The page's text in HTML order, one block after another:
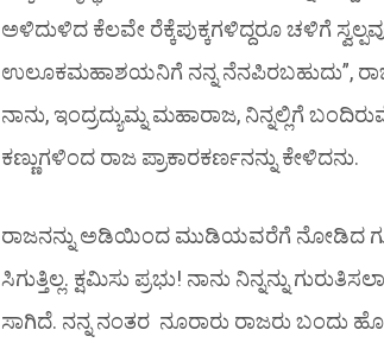
ಅಳಿದುಳಿದ ಕೆಲವೇ ರೆಕ್ಕೆಪುಕ್ಕಗಳಿದ್ದರೂ ಚಳಿಗೆ
ಉಲೂಕಮಹಾಶಯನಿಗೆ ನನ್ನ ನೆನಪಿರಬಹುದು”,
ನಾನು, ಇಂದ್ರದ್ಯುಮ್ನ ಮಹಾರಾಜ, ನಿನ್ನಲ್ಲಿಗೆ
ಕಣ್ಣುಗಳಿಂದ ರಾಜ ಪ್ರಾಕಾರಕರ್ಣನನ್ನು ಕೇಳಿದನು.
ರಾಜನನ್ನು ಅಡಿಯಿಂದ ಮುಡಿಯವರೆಗೆ ನೋಡಿದ
ಸಿಗುತ್ತಿಲ್ಲ. ಕ್ಷಮಿಸು ಪ್ರಭು! ನಾನು ನಿನ್ನನ್ನು
ಸಾಗಿದೆ. ನನ್ನ ನಂತರ ನೂರಾರು ರಾಜರು ಬಂದು